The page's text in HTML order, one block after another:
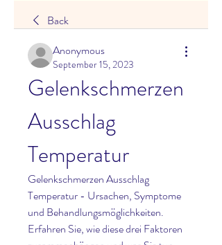
Back
Anonymous
September 15, 2023
Gelenkschmerzen
Ausschlag
Temperatur
Gelenkschmerzen Ausschlag
Temperatur - Ursachen, Symptome
und Behandlungsmöglichkeiten.
Erfahren Sie, wie diese drei Faktoren